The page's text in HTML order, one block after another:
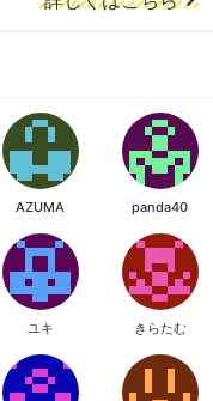
AZUMA panda40
ユキ きらたむ